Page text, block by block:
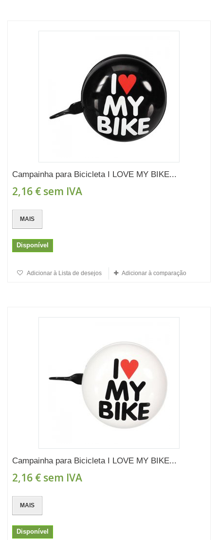
Campainha para Bicicleta I LOVE MY BIKE...
2,16 € sem IVA
MAIS
Disponível
Adicionar à Lista de desejos Adicionar à comparação
Campainha para Bicicleta I LOVE MY BIKE...
2,16 € sem IVA
MAIS
Disponível